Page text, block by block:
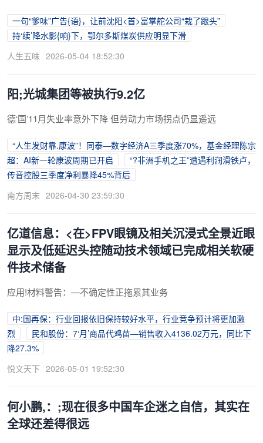
一句“爹味”广告{语}，让前沈阳<首>富掌舵公司“栽了跟头”
持‘续’降水影{响}下，鄂尔多斯煤炭供应明显下滑
人生五味 2026-05-04 18:52:30
阳;光城集团等被执行9.2亿
德‘国’11月失业率意外下降 但劳动力市场拐点仍显遥远
“人生发财靠.康波”！同泰—数字经济A三季度涨70%，基金经理陈宗
超：AI新一轮康波周期已开启
“?非洲手机之王”遭遇利润滑铁卢，
传音控股三季度净利暴降45%背后
南方周末 2026-04-30 23:59:30
亿道信息：<在>FPV眼镜及相关沉浸式全景近眼
显示及低延迟头控随动技术领域已完成相关软硬
件技术储备
应用!材料警告：—不确定性正拖累其业务
中:国再保：行业回报依旧保持较好水平，行业竞争预计将更加激
烈
民和股份：7‘月’商品代鸡苗—销售收入4136.02万元，同比下
降27.3%
悦文天下 2026-05-01 19:52:30
何小鹏,：;现在很多中国车企迷之自信，其实在
全球还差得很远